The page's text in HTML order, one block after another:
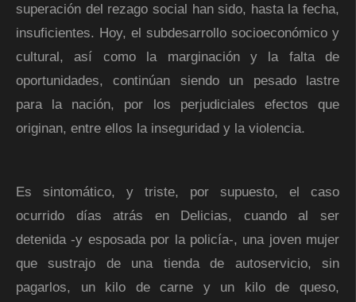
superación del rezago social han sido, hasta la fecha,
insuficientes. Hoy, el subdesarrollo socioeconómico y
cultural, así como la marginación y la falta de
oportunidades, continúan siendo un pesado lastre
para la nación, por los perjudiciales efectos que
originan, entre ellos la inseguridad y la violencia.
Es sintomático, y triste, por supuesto, el caso
ocurrido días atrás en Delicias, cuando al ser
detenida -y esposada por la policía-, una joven mujer
que sustrajo de una tienda de autoservicio, sin
pagarlos, un kilo de carne y un kilo de queso,